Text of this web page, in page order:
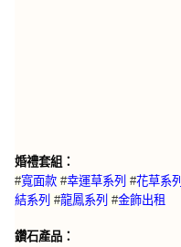
婚禮套組：
#寬面款 #幸運草系列 #花草系列
結系列 #龍鳳系列 #金飾出租
鑽石產品：